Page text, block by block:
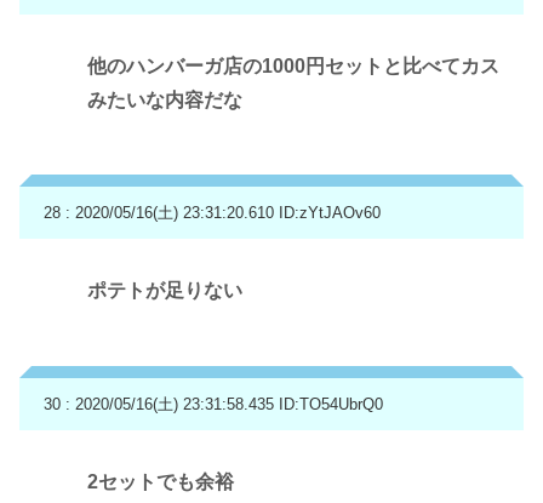
他のハンバーガ店の1000円セットと比べてカス
みたいな内容だな
28 : 2020/05/16(土) 23:31:20.610 ID:zYtJAOv60
ポテトが足りない
30 : 2020/05/16(土) 23:31:58.435 ID:TO54UbrQ0
2セットでも余裕